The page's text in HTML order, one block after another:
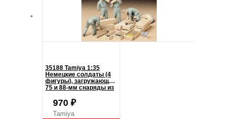
35188 Tamiya 1:35
Немецкие солдаты (4
фигуры), загружающие
75 и 88-мм снаряды из
970 ₽
Tamiya